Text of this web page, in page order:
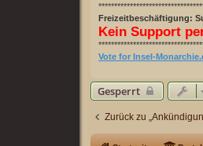
Freizeitbeschäftigung:
Kein Support
Vote for Insel-
Gesperrt
Zurück zu